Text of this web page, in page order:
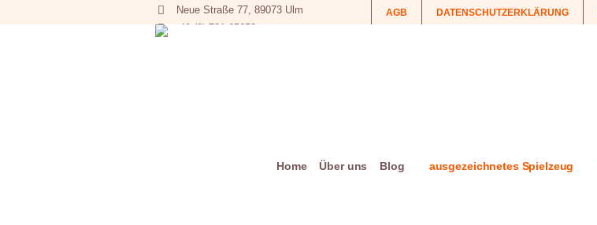
AGB DATENSCHUTZERKLÄRUNG
Neue Straße 77, 89073 Ulm
+49 (0) 731 65653
Home Über uns Blog ausgezeichnetes Spielzeug